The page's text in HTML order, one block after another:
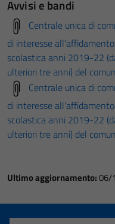
Avvisi e bandi
Centrale unica di
di interesse
scolastica anni 2019-22
ulteriori tre anni) del
Centrale unica di
di interesse
scolastica anni 2019-22
ulteriori tre anni) del
Ultimo aggiornamento:06/